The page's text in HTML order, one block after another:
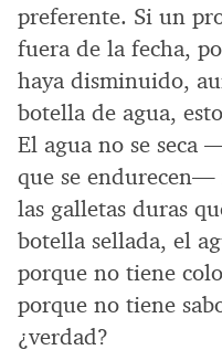
preferente. Si un
fuera de la fecha,
haya disminuido,
botella de agua,
El agua no se seca
que se
las galletas duras
botella sellada, el
porque no tiene
porque no tiene
¿verdad?